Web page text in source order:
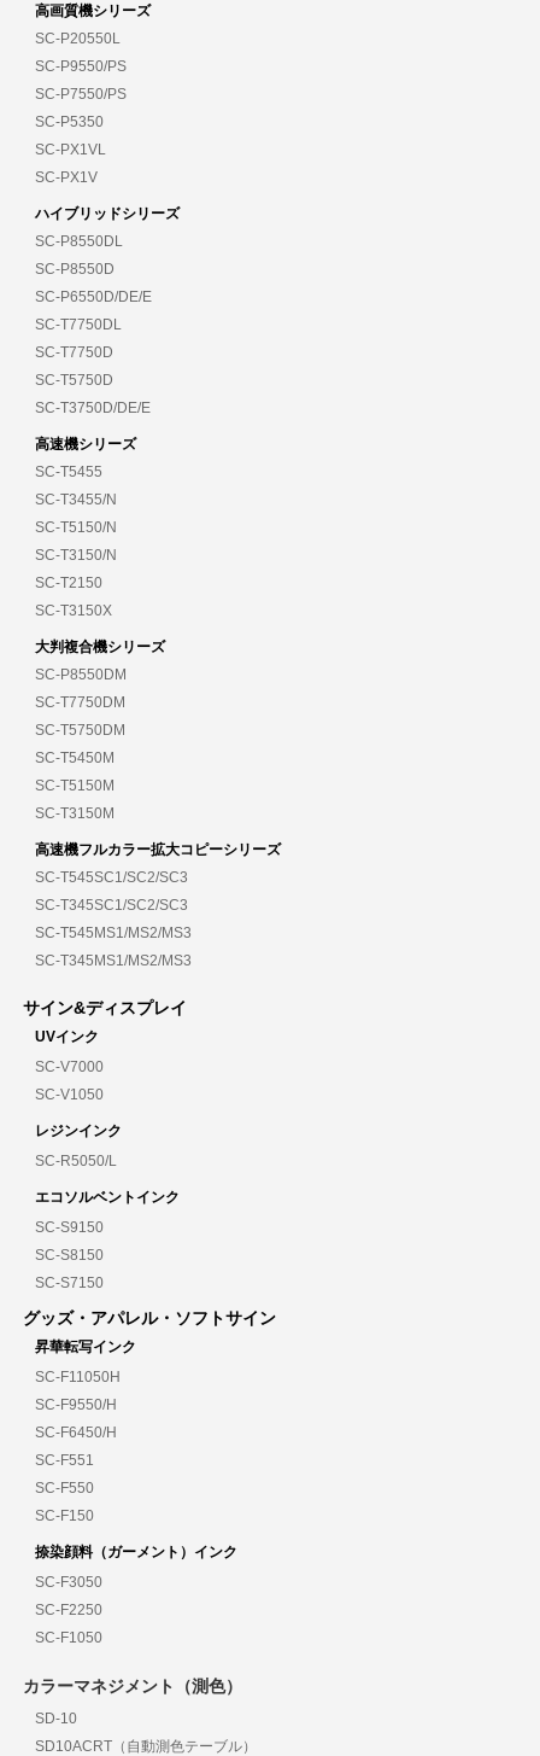
高画質機シリーズ
SC-P20550L
SC-P9550/PS
SC-P7550/PS
SC-P5350
SC-PX1VL
SC-PX1V
ハイブリッドシリーズ
SC-P8550DL
SC-P8550D
SC-P6550D/DE/E
SC-T7750DL
SC-T7750D
SC-T5750D
SC-T3750D/DE/E
高速機シリーズ
SC-T5455
SC-T3455/N
SC-T5150/N
SC-T3150/N
SC-T2150
SC-T3150X
大判複合機シリーズ
SC-P8550DM
SC-T7750DM
SC-T5750DM
SC-T5450M
SC-T5150M
SC-T3150M
高速機フルカラー拡大コピーシリーズ
SC-T545SC1/SC2/SC3
SC-T345SC1/SC2/SC3
SC-T545MS1/MS2/MS3
SC-T345MS1/MS2/MS3
サイン&ディスプレイ
UVインク
SC-V7000
SC-V1050
レジンインク
SC-R5050/L
エコソルベントインク
SC-S9150
SC-S8150
SC-S7150
グッズ・アパレル・ソフトサイン
昇華転写インク
SC-F11050H
SC-F9550/H
SC-F6450/H
SC-F551
SC-F550
SC-F150
捺染顔料（ガーメント）インク
SC-F3050
SC-F2250
SC-F1050
カラーマネジメント（測色）
SD-10
SD10ACRT（自動測色テーブル）